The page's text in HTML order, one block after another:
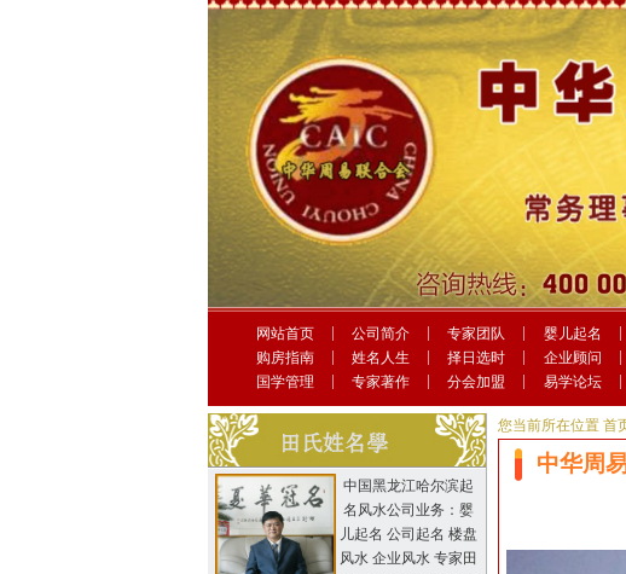
网站首页 公司简介 专家团队 婴儿起名
购房指南
姓名人生 择日选时 企业顾问
国学管理
专家著作 分会加盟 易学论坛
中国黑龙江哈尔滨起
名风水公司业务：婴
儿起名 公司起名 楼盘
风水 企业风水 专家田
您当前所在位置 首
中华周